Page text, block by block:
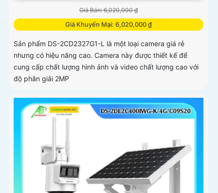
Giá Bán: 6,020,000 ₫
Giá Khuyến Mại: 6,020,000 ₫
Sản phẩm DS-2CD2327G1-L là một loại camera giá rẻ
nhưng có hiệu năng cao. Camera này được thiết kế để
cung cấp chất lượng hình ảnh và video chất lượng cao với
độ phân giải 2MP